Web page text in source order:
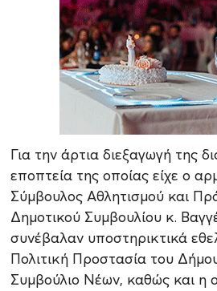
Για την άρτια διεξαγωγή της
εποπτεία της οποίας είχε ο
Σύμβουλος Αθλητισμού και
Δημοτικού Συμβουλίου κ.
συνέβαλαν υποστηρικτικά
Πολιτική Προστασία του
Συμβούλιο Νέων, καθώς και η